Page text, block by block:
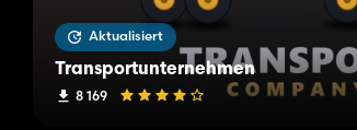
Aktualisiert
Transportunternehmen
8 169